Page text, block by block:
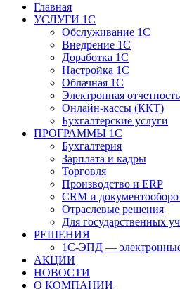
Главная
УСЛУГИ 1С
Обслуживание 1С
Внедрение 1С
Доработка 1С
Настройка 1С
Облачная 1С
Электронная отчетность
Онлайн-кассы (ККТ)
Бухгалтерские услуги
ПРОГРАММЫ 1С
Бухгалтерия
Зарплата и кадры
Торговля
Производство и ERP
CRM и
Отраслевые решения
Для государственных
РЕШЕНИЯ
1С-ЭПД — электронные
АКЦИИ
НОВОСТИ
О КОМПАНИИ